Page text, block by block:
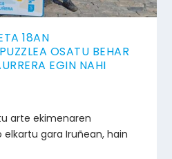
18AN
OSATU BEHAR
EGIN NAHI
arte ekimenaren
gara Iruñean, hain